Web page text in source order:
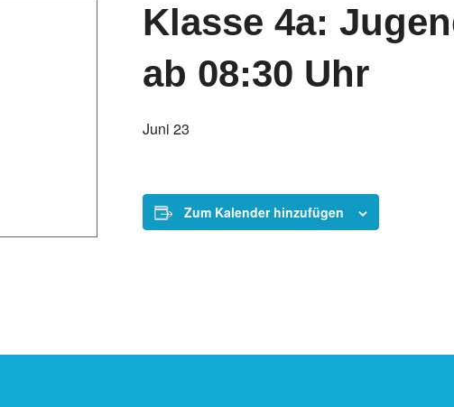
Klasse 4a:
ab 08:30 Uhr
Juni 23
Zum Kalender hinzufügen